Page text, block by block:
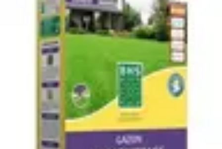
Projets Matures
Gestion de projetGestion des Parties PrenantesGestion de
Gestion de ProjetComparatifs
Projets Matures